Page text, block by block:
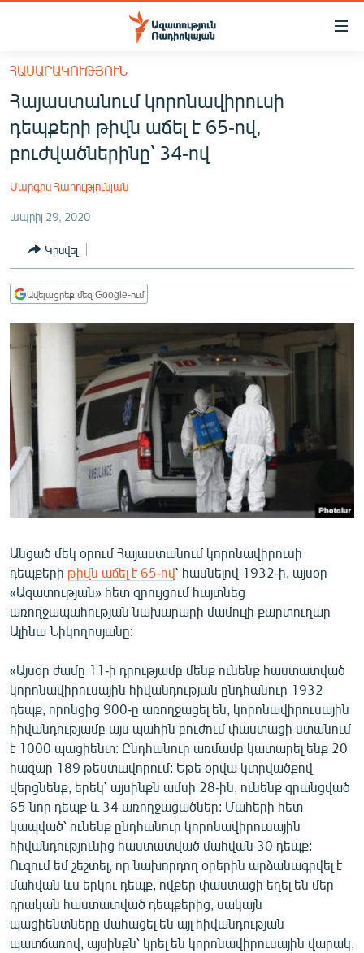
Մատչելիության
հիմնական
բովանդակությանը
Անցնել
հիմնական
մենյուին
ՀԱՅԱՍՏԱՆ
ՔԱՂԱՔԱԿԱՆ
ՏՆՏԵՍՈՒԹՅՈՒՆ
ՂԱՐԱԲԱՂ
ՏԱՐԱԾԱՇՐՋԱՆ
ՄԻՋԱԶԳԱՅԻՆ
ՄՇԱԿՈՒՅԹ
ՍՊՈՐՏ
ՄԵԿՆԱԲԱՆՈՒԹՅՈՒՆ
ՏՏ ԵՒ ԻՆՏԵՐՆԵՏ
ԱՐԽԻՎ
ՏԵՍԱՆՅՈՒԹԵՐ
ԲԱՆԱՎԵՃ
ՁԳՏԵԼՈՎ ԼԱՎԱԳՈՒՅՆԻՆ
ՓՈԴՔԱՍԹ
Հայերեն
English
Русский
ՀԵՏԵՎԵՔ ՄԵԶ
«Ազատության» բոլոր կայքերը
ՀԱՍԱՐԱԿՈՒԹՅՈՒՆ
Հայաստանում կորոնավիրուսի
դեպքերի թիվն աճել է 65-ով,
բուժվածներինը՝ 34-ով
Սարգիս Հարությունյան
ապրիլ 29, 2020
Կիսվել
Ավելացրեք մեզ Google-ում
Անցած մեկ օրում Հայաստանում կորոնավիրուսի
դեպքերի թիվն աճել է 65-ով՝ հասնելով 1932-ի, այսօր
«Ազատության» հետ զրույցում հայտնեց
առողջապահության նախարարի մամուլի քարտուղար
Ալինա Նիկողոսյանը։
«Այսօր ժամը 11-ի դրությամբ մենք ունենք հաստատված
կորոնավիրուսային հիվանդության ընդհանուր 1932
դեպք, որոնցից 900-ը առողջացել են, կորոնավիրուսային
հիվանդությամբ այս պահին բուժում փաստացի ստանում
է 1000 պացիենտ: Ընդհանուր առմամբ կատարել ենք 20
հազար 189 թեստավորում: Եթե օրվա կտրվածքով
վերցնենք, երեկ՝ այսինքն ամսի 28-ին, ունենք գրանցված
65 նոր դեպք և 34 առողջացածներ: Մահերի հետ
կապված՝ ունենք ընդհանուր կորոնավիրուսային
հիվանդությունից հաստատված մահվան 30 դեպք:
Ուզում եմ շեշտել, որ նախորդող օրերին արձանագրվել է
մահվան ևս երկու դեպք, ովքեր փաստացի եղել են մեր
դրական հաստատված դեպքերից, սակայն
պացիենտները մահացել են այլ հիվանդության
պատճառով, այսինքն՝ կրել են կորոնավիրուսային վարակ,